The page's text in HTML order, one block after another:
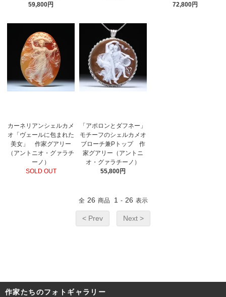
59,800円
72,800円
カーネリアンシェルカメ
オ「ヴェールに包まれた
美女」 作家グアリー
（アントニオ・グァラチ
ーノ）
SOLD OUT
「アポロンとダフネー」
モチーフのシェルカメオ
ブローチ兼Pトップ 作
家グアリー（アントニ
オ・グァラチーノ）
55,800円
全 26 商品 1 - 26 表示
< Prev Next >
作家たちのフォトギャラリー